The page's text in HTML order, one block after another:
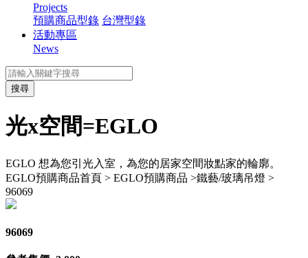
Projects
預購商品型錄 台灣型錄
活動專區
News
搜尋
光x空間=EGLO
EGLO 想為您引光入室，為您的居家空間妝點家的輪廓。
EGLO預購商品首頁 > EGLO預購商品 >鐵藝/玻璃吊燈 >
96069
96069